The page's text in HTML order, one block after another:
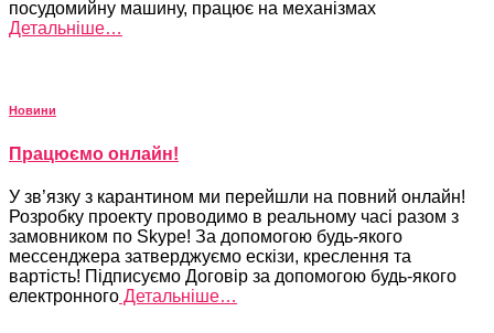
посудомийну машину, працює на механізмах
Детальніше…
Новини
Працюємо онлайн!
У зв’язку з карантином ми перейшли на повний онлайн!
Розробку проекту проводимо в реальному часі разом з
замовником по Skype! За допомогою будь-якого
мессенджера затверджуємо ескізи, креслення та
вартість! Підписуємо Договір за допомогою будь-якого
електронного Детальніше…